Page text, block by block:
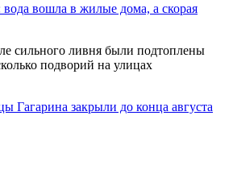
вошла в жилые дома, а скорая
сильного ливня были подтоплены
подворий на улицах
Гагарина закрыли до конца августа